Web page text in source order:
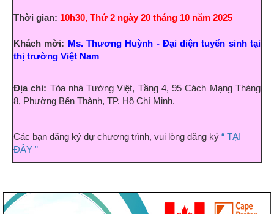
Thời gian: 10h30, Thứ 2 ngày 20 tháng 10 năm 2025
Khách mời: Ms. Thương Huỳnh - Đại diện tuyển sinh tại
thị trường Việt Nam
Địa chỉ: Tòa nhà Tường Việt, Tầng 4, 95 Cách Mạng Tháng
8, Phường Bến Thành, TP. Hồ Chí Minh.
Các bạn đăng ký dự chương trình, vui lòng đăng ký “ TẠI
ĐÂY ”